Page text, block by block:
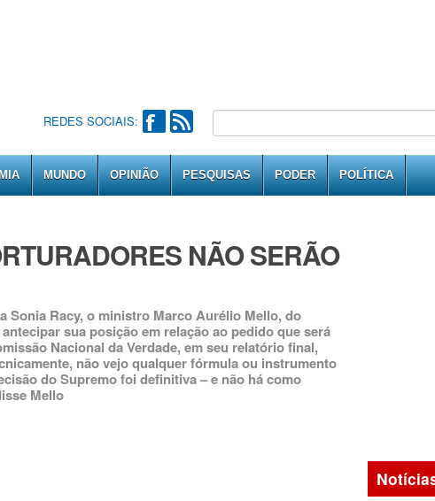
REDES SOCIAIS:
MUNDO OPINIÃO PESQUISAS PODER POLÍTICA
NÃO SERÃO
Sonia Racy, o ministro Marco Aurélio Mello, do
sua posição em relação ao pedido que será
Nacional da Verdade, em seu relatório final,
não vejo qualquer fórmula ou instrumento
do Supremo foi definitiva – e não há como
Mello